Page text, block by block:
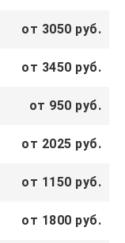
от 3050 руб.
от 3450 руб.
от 950 руб.
от 2025 руб.
от 1150 руб.
от 1800 руб.